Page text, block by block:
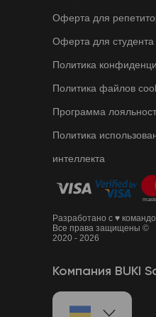
Оферта для
Оферта для студента
Политика
Политика файлов
Программа
Политика
интеллекта
Разработано с ♥
Все права защищены ©
2020 - 2026
Компания BUKI